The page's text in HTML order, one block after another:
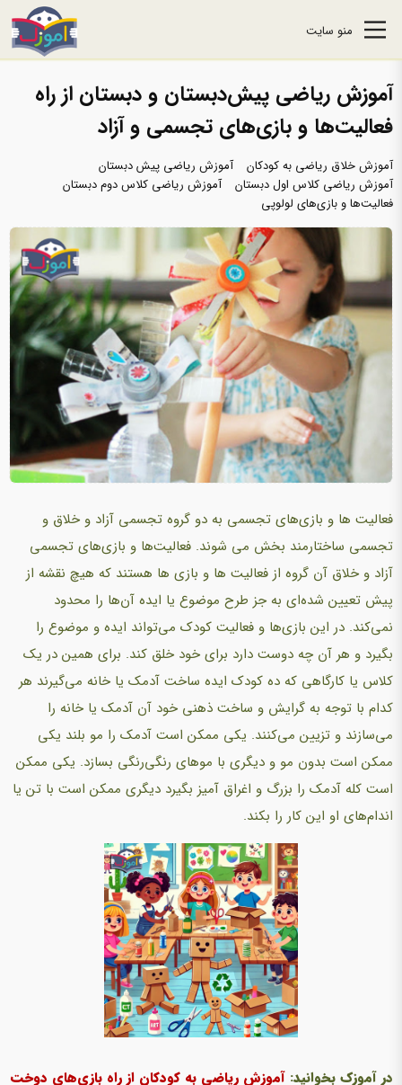
منو سایت
آموزش ریاضی پیش‌دبستان و دبستان از راه
فعالیت‌ها و بازی‌های تجسمی و آزاد
آموزش خلاق ریاضی به کودکان
آموزش ریاضی پیش دبستان
آموزش ریاضی کلاس اول دبستان
آموزش ریاضی کلاس دوم دبستان
فعالیت‌ها و بازی‌های لولوپی
فعالیت ها و بازی‌های تجسمی به دو گروه تجسمی آزاد و خلاق و
تجسمی ساختارمند بخش می شوند. فعالیت‌ها و بازی‌های تجسمی
آزاد و خلاق آن گروه از فعالیت ها و بازی ها هستند که هیچ نقشه از
پیش تعیین شده‌ای به جز طرح موضوع یا ایده آن‌ها را محدود
نمی‌کند. در این بازی‌ها و فعالیت کودک می‌تواند ایده و موضوع را
بگیرد و هر آن چه دوست دارد برای خود خلق کند. برای همین در یک
کلاس یا کارگاهی که ده کودک ایده ساخت آدمک یا خانه می‌گیرند هر
کدام با توجه به گرایش و ساخت ذهنی خود آن آدمک یا خانه را
می‌سازند و تزیین می‌کنند. یکی ممکن است آدمک را مو بلند یکی
ممکن است بدون مو و دیگری با موهای رنگی‌رنگی بسازد. یکی ممکن
است کله آدمک را بزرگ و اغراق آمیز بگیرد دیگری ممکن است با تن یا
اندام‌های او این کار را بکند.
در آموزک بخوانید: آموزش ریاضی به کودکان از راه بازی‌های دوخت